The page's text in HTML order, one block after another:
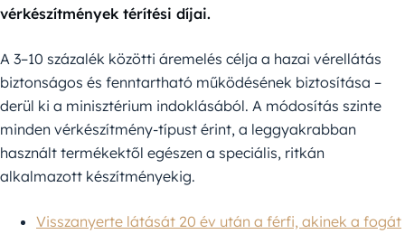
vérkészítmények térítési díjai.
A 3–10 százalék közötti áremelés célja a hazai vérellátás
biztonságos és fenntartható működésének biztosítása –
derül ki a minisztérium indoklásából. A módosítás szinte
minden vérkészítmény-típust érint, a leggyakrabban
használt termékektől egészen a speciális, ritkán
alkalmazott készítményekig.
Visszanyerte látását 20 év után a férfi, akinek a fogát